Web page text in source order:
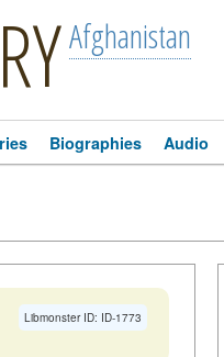
Afghanistan
Biographies Audio
Libmonster ID: ID-1773